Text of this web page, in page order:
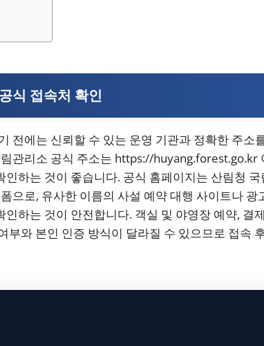
식 접속처 확인
전에는 신뢰할 수 있는 운영 기관과 정확한 주소
관리소 공식 주소는 https://huyang.forest.go.kr
인하는 것이 좋습니다. 공식 홈페이지는 산림청
으로, 유사한 이름의 사설 예약 대행 사이트나 광
하는 것이 안전합니다. 객실 및 야영장 예약, 결
부와 본인 인증 방식이 달라질 수 있으므로 접속